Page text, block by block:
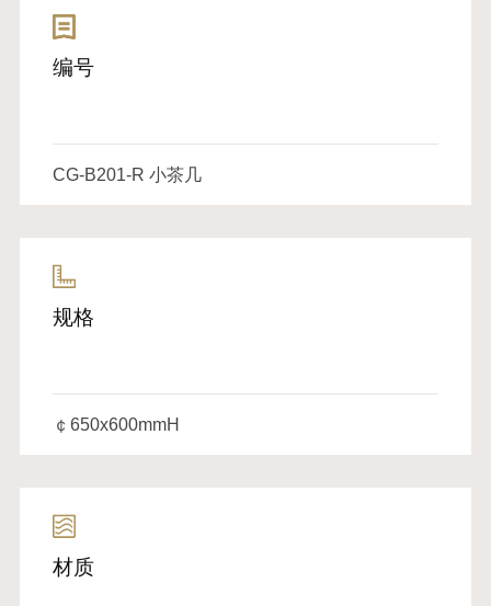
编号
CG-B201-R 小茶几
规格
￠650x600mmH
材质